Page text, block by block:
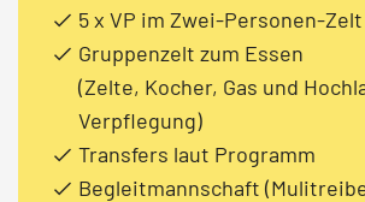
5 x VP im Zwei-Personen-Zelt
Gruppenzelt zum Essen
(Zelte, Kocher, Gas und
Verpflegung)
Transfers laut Programm
Begleitmannschaft